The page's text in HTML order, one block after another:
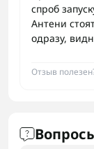
спроб
Антени
одразу,
Отзыв